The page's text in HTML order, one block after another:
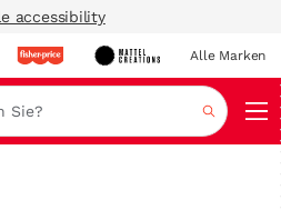
accessibility
Alle Marken
Suche